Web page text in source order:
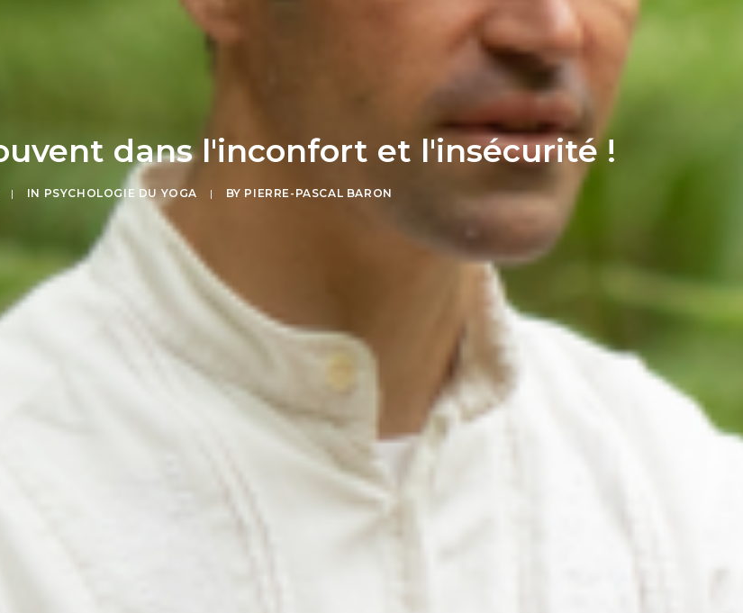
dans l'inconfort et l'insécurité !
| IN PSYCHOLOGIE DU YOGA | BY PIERRE-PASCAL BARON